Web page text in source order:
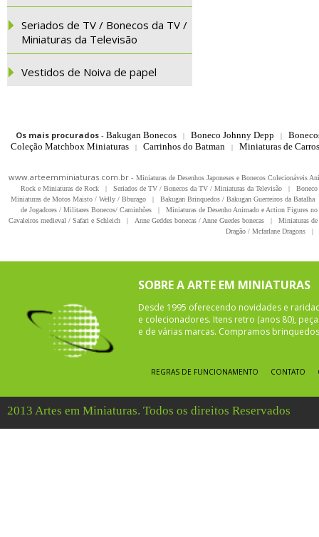
Seriados de TV / Bonecos da TV /
Miniaturas da Televisão
Vestidos de Noiva de papel
Os mais procurados- Bakugan Bonecos | Boneco Johnny Depp |
Coleção Matchbox Miniaturas
| Carrinhos do Batman | Miniaturas de
www.arteemminiaturas.com.br - Miniaturas de Desenhos Japoneses e Bonecos Colecionáveis
Rock e Miniaturas de Rock
| Seriados de TV / Bonecos da TV / Miniaturas da Televisão |
Miniaturas de Motos Maisto / Welly / Bburago
| Bakugan Brinquedos / Bakugan Guerreiros da Batalha
de Jogadores / Militares Bonecos/ Caminhões
|
Miniaturas de Desenho Animado e Action Figures
Cavaleiros medieval / Safari e Schleich
| Anne Geddes bonecas / Anne Guedes bonecas |
Miniaturas
Dragão / Mcfarlane Dragons
|
SOBRE A ARTE EM MINIATURAS
Desde 1995 oferecendo novidades e
e colecionadores. Itens retro (anos 80),
e de várias marcas. Compramos
REGRAS DE FUNCIONAMENTO CONTATO
2013 Artes em Miniaturas. Todos os direitos Reservados